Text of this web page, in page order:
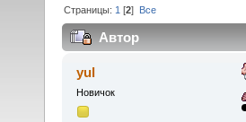
Страницы: 1 [2] Все
Автор
yul
Новичок